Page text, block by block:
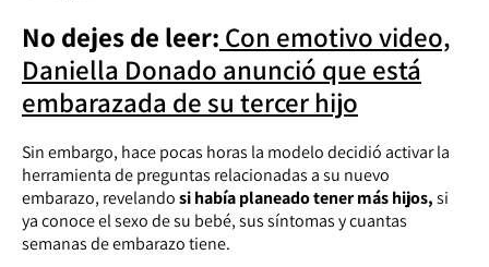
No dejes de leer: Con emotivo video,
Daniella Donado anunció que está
embarazada de su tercer hijo
Sin embargo, hace pocas horas la modelo decidió activar la
herramienta de preguntas relacionadas a su nuevo
embarazo, revelandosi había planeado tener más hijos,si
ya conoce el sexo de su bebé, sus síntomas y cuantas
semanas de embarazo tiene.